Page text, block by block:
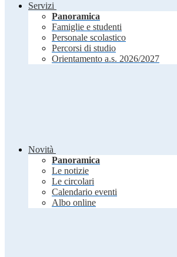
Servizi
Panoramica
Famiglie e studenti
Personale scolastico
Percorsi di studio
Orientamento a.s. 2026/2027
Novità
Panoramica
Le notizie
Le circolari
Calendario eventi
Albo online